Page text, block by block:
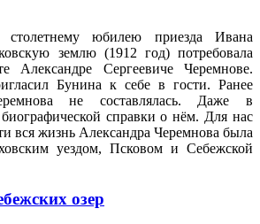
столетнему юбилею приезда Ивана
землю (1912 год) потребовала
Александре Сергеевиче Черемнове.
Бунина к себе в гости. Ранее
не составлялась. Даже в
справки о нём. Для нас
вся жизнь Александра Черемнова была
уездом, Псковом и Себежской
озер